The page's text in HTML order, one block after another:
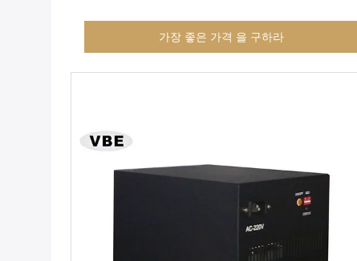
가장 좋은 가격 을 구하라